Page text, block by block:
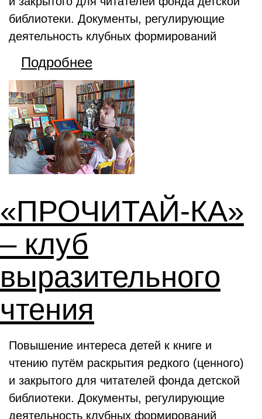
библиотеки. Документы, регулирующие
деятельность клубных формирований
Подробнее
«ПРОЧИТАЙ-КА»
– клуб
выразительного
чтения
Повышение интереса детей к книге и
чтению путём раскрытия редкого (ценного)
и закрытого для читателей фонда детской
библиотеки. Документы, регулирующие
деятельность клубных формирований